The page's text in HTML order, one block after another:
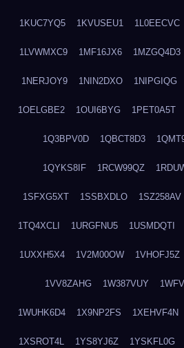
1KUC7YQ5 1KVUSEU1 1L0EECVC
1LVWMXC9 1MF16JX6 1MZGQ4D3
1NERJOY9 1NIN2DXO 1NIPGIQG
1OELGBE2 1OUI6BYG 1PET0A5T
1Q3BPV0D 1QBCT8D3
1QYKS8IF 1RCW99QZ
1SFXG5XT 1SSBXDLO 1SZ258AV
1TQ4XCLI 1URGFNU5 1USMDQTI
1UXXH5X4 1V2M00OW 1VHOFJ5Z
1VV8ZAHG 1W387VUY
1WUHK6D4 1X9NP2FS 1XEHVF4N
1XSROT4L 1YS8YJ6Z 1YSKFL0G